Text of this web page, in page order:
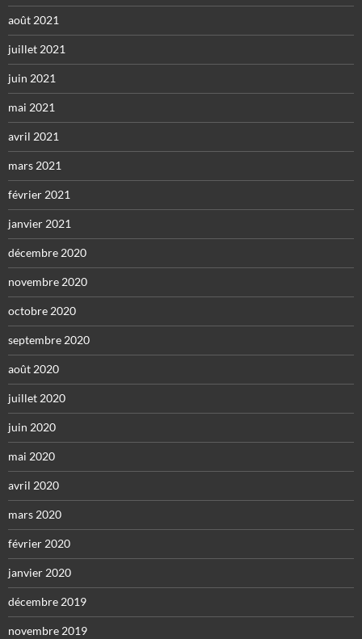
août 2021
juillet 2021
juin 2021
mai 2021
avril 2021
mars 2021
février 2021
janvier 2021
décembre 2020
novembre 2020
octobre 2020
septembre 2020
août 2020
juillet 2020
juin 2020
mai 2020
avril 2020
mars 2020
février 2020
janvier 2020
décembre 2019
novembre 2019